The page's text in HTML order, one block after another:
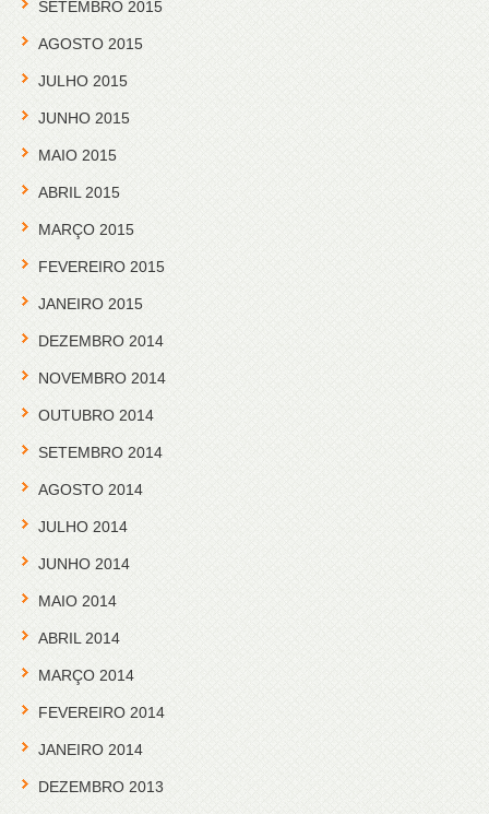
SETEMBRO 2015
AGOSTO 2015
JULHO 2015
JUNHO 2015
MAIO 2015
ABRIL 2015
MARÇO 2015
FEVEREIRO 2015
JANEIRO 2015
DEZEMBRO 2014
NOVEMBRO 2014
OUTUBRO 2014
SETEMBRO 2014
AGOSTO 2014
JULHO 2014
JUNHO 2014
MAIO 2014
ABRIL 2014
MARÇO 2014
FEVEREIRO 2014
JANEIRO 2014
DEZEMBRO 2013